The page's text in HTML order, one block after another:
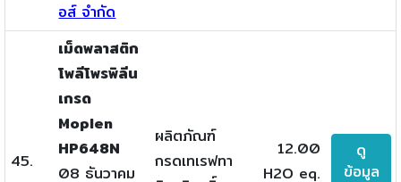
อส์ จำกัด
45.
เม็ดพลาสติก
โพลีโพรพิลีน
เกรด
Moplen
HP648N
08 ธันวาคม
ผลิตภัณฑ์
กรดเทเรฟทา
12.00
H2O eq.
ดู
ข้อมูล